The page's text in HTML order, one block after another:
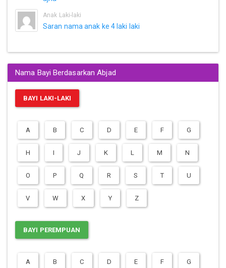
Anak Laki-laki
Saran nama anak ke 4 laki laki
Nama Bayi Berdasarkan Abjad
BAYI LAKI-LAKI
A B C D E F G
H I J K L M N
O P Q R S T U
V W X Y Z
BAYI PEREMPUAN
A B C D E F G